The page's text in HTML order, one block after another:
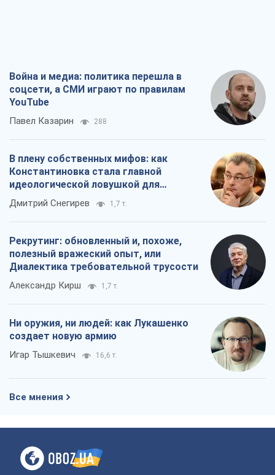
Война и медиа: политика перешла в
соцсети, а СМИ играют по правилам
YouTube
Павел Казарин 288
В плену собственных мифов: как
Константиновка стала главной
идеологической ловушкой для
российских оккупантов
Дмитрий Снегирев 1,7 т.
Рекрутинг: обновленный и, похоже,
полезный вражеский опыт, или
Диалектика требовательной трусости
Александр Кирш 1,7 т.
Ни оружия, ни людей: как Лукашенко
создает новую армию
Игар Тышкевич 16,6 т.
Все мнения